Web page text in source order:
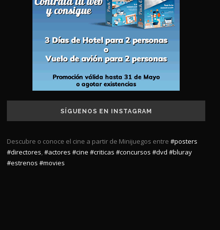
SÍGUENOS EN INSTAGRAM
Descubre o conoce el cine a partir de Minijuegos entre #posters
#directores,#actores #cine #criticas #concursos #dvd #bluray
#estrenos #movies